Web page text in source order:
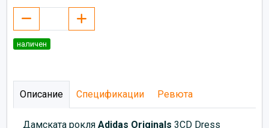
наличен
Описание Спецификации Ревюта
Дамската рокля Adidas Originals 3CD Dress